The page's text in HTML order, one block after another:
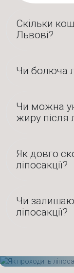
Скільки
Львові?
Чи болюча
Чи можна
жиру після
Як довго
ліпосакції?
Чи
ліпосакції?